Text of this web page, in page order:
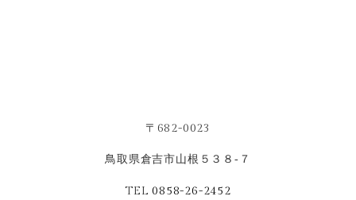
〒682-0023
鳥取県倉吉市山根５３８‐７
TEL0858-26-2452